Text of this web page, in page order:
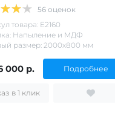
56 оценок
товара: Е2160
Напыление и МДФ
размер: 2000х800 мм
000 р. Подробнее
Заказ в 1 клик